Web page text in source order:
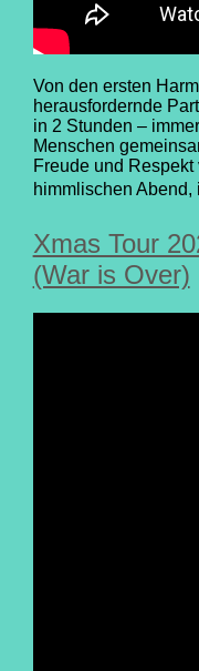
Von den ersten
herausfordernde
in 2 Stunden –
Menschen
Freude und
himmlischen
Xmas Tour
(War is Over)